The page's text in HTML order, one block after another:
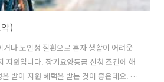
)
나 노인성 질환으로 혼자 생활이 어려운
지원입니다. 장기요양등급 신청 조건에 해
받아 지원 혜택을 받는 것이 좋은데요. 🔎